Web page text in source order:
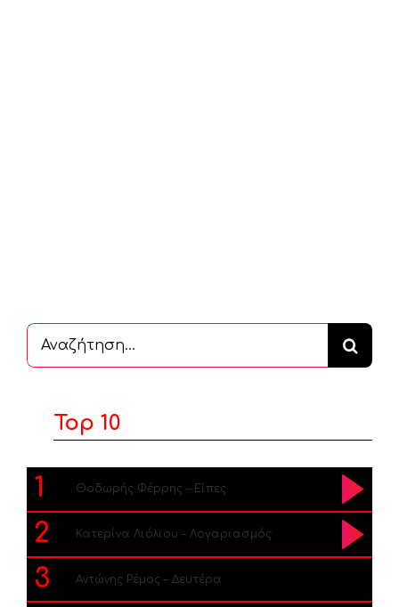
Αναζήτηση
...
Top 10
1 Θοδωρής Φέρρης – Είπες
2 Κατερίνα Λιόλιου – Λογαριασμός
3 Αντώνης Ρέμος – Δευτέρα